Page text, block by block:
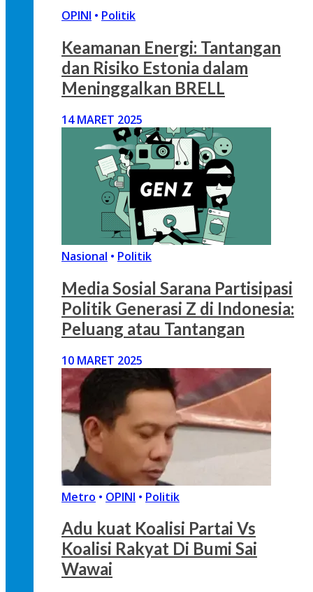
OPINI • Politik
Keamanan Energi: Tantangan
dan Risiko Estonia dalam
Meninggalkan BRELL
14 MARET 2025
Nasional • Politik
Media Sosial Sarana Partisipasi
Politik Generasi Z di Indonesia:
Peluang atau Tantangan
10 MARET 2025
Metro • OPINI • Politik
Adu kuat Koalisi Partai Vs
Koalisi Rakyat Di Bumi Sai
Wawai